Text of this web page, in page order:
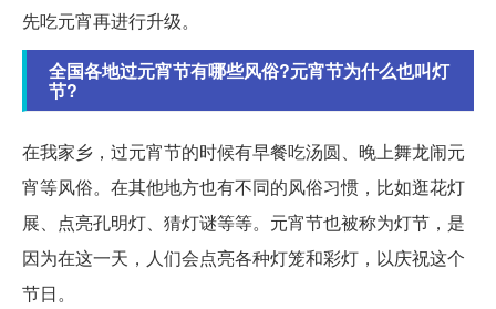
先吃元宵再进行升级。
全国各地过元宵节有哪些风俗?元宵节为什么也叫灯
节?
在我家乡，过元宵节的时候有早餐吃汤圆、晚上舞龙闹元
宵等风俗。在其他地方也有不同的风俗习惯，比如逛花灯
展、点亮孔明灯、猜灯谜等等。元宵节也被称为灯节，是
因为在这一天，人们会点亮各种灯笼和彩灯，以庆祝这个
节日。